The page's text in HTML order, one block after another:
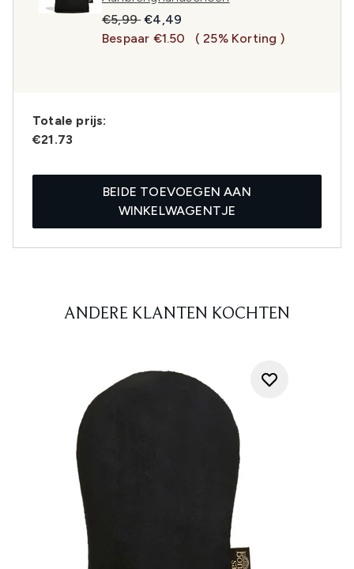
Recommended Retail Price:
€5,99Huidige prijs:
€4,49
Bespaar €1.50
( 25% Korting )
Totale prijs:
€21.73
BEIDE TOEVOEGEN AAN
WINKELWAGENTJE
ANDERE KLANTEN KOCHTEN